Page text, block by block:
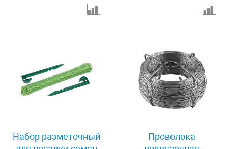
Набор разметочный
Проволока